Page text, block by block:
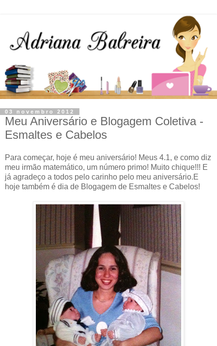
03 novembro 2012
Meu Aniversário e Blogagem Coletiva -
Esmaltes e Cabelos
Para começar, hoje é meu aniversário! Meus 4.1, e como diz
meu irmão matemático, um número primo! Muito chique!!! E
já agradeço a todos pelo carinho pelo meu aniversário.E
hoje também é dia de Blogagem de Esmaltes e Cabelos!